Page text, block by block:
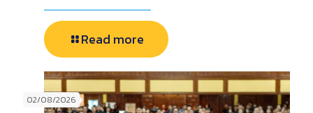
Read more
02/08/2026